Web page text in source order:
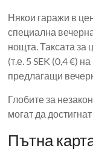
Някои гаражи в
специална
нощта. Таксата за
(т.е. 5 SEK (0,4 €)
предлагащи
Глобите за
могат да
Пътна